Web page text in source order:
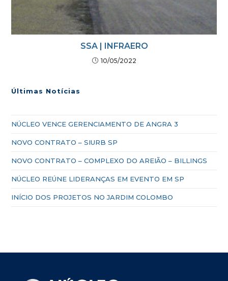
SSA | INFRAERO
10/05/2022
Últimas Notícias
NÚCLEO VENCE GERENCIAMENTO DE ANGRA 3
NOVO CONTRATO – SIURB SP
NOVO CONTRATO – COMPLEXO DO AREIÃO – BILLINGS
NÚCLEO REÚNE LIDERANÇAS EM EVENTO EM SP
INÍCIO DOS PROJETOS NO JARDIM COLOMBO